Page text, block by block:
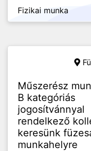
Fizikai munka
Műszerész
B kategóriás
jogosítvánnyal
rendelkező
keresünk
munkahelyre